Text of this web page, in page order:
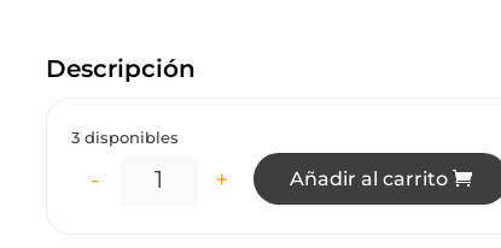
Descripción
3 disponibles
LC5812 LÁMPARA COLGANTE LED 3
- + Añadir al carrito